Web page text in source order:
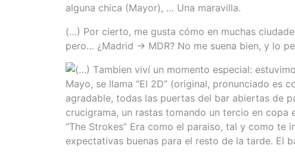
alguna chica (Mayor), … Una maravilla.
(…) Por cierto, me gusta cómo en muchas
pero… ¿Madrid -> MDR? No me suena bien, y lo
(…) Tambien viví un momento especial:
Mayo, se llama “El 2D” (original, pronunciado es
agradable, todas las puertas del bar abiertas de
crucigrama, un rastas tomando un tercio en copa
“The Strokes” Era como el paraiso, tal y como te
expectativas buenas para el resto de la tarde. El